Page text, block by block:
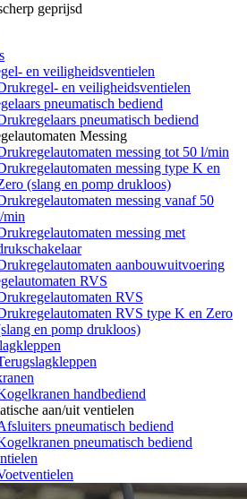
geprijsd
en veiligheidsventielen
en veiligheidsventielen
pneumatisch bediend
pneumatisch bediend
Messing
messing tot 50 l/min
messing type K en
(slang en pomp drukloos)
messing vanaf 50
min
messing met
aanbouwuitvoering
RVS
RVS
RVS type K en Zero
en pomp drukloos)
handbediend
aan/uit ventielen
pneumatisch bediend
pneumatisch bediend